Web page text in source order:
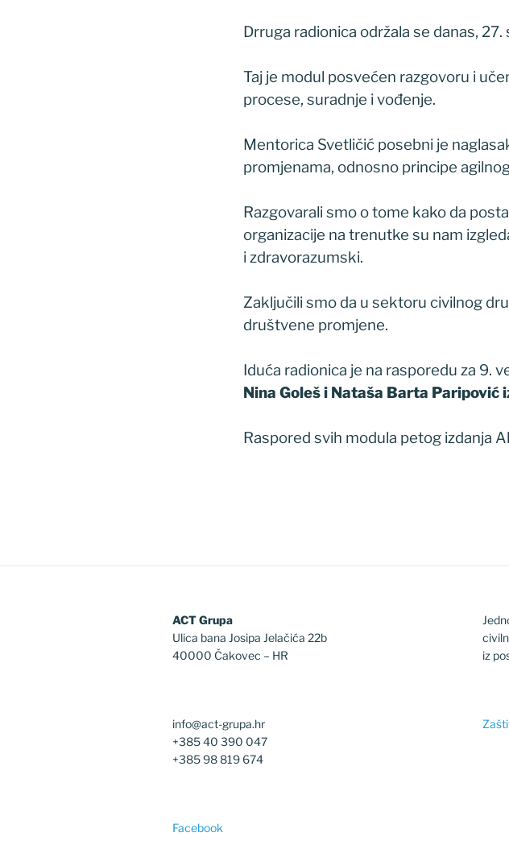
Drruga radionica održala se danas, 27.
Taj je modul posvećen razgovoru i
procese, suradnje i vođenje.
Mentorica Svetličić posebni je
promjenama, odnosno principe
Razgovarali smo o tome kako da
organizacije na trenutke su nam
i zdravorazumski.
Zaključili smo da u sektoru civilnog
društvene promjene.
Iduća radionica je na rasporedu za 9.
Nina Goleš i Nataša Barta Paripović
Raspored svih modula petog izdanja
ACT Grupa
Ulica bana Josipa Jelačića 22b
40000 Čakovec – HR
info@act-grupa.hr
+385 40 390 047
+385 98 819 674
Facebook
iz